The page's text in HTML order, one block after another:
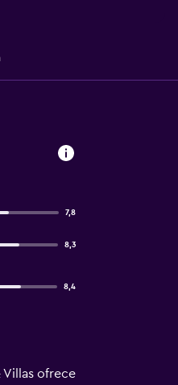
7,8
8,3
8,4
Villas ofrece